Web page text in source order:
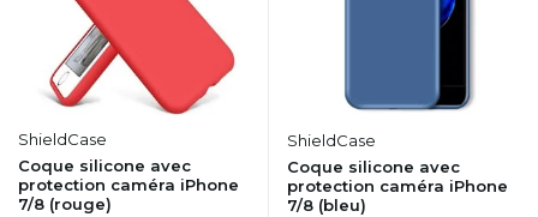
ShieldCase
Coque silicone avec
protection caméra iPhone
7/8 (rouge)
ShieldCase
Coque silicone avec
protection caméra iPhone
7/8 (bleu)